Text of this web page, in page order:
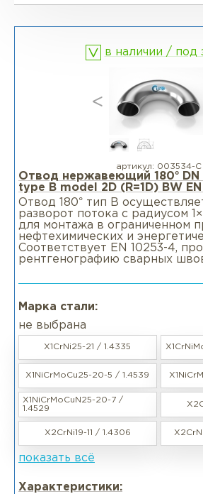
Фланцы раструбные
Фланцы свободные LJ
Фланцы
Фланцы
в наличии / под
артикул: 003534-С
Отвод нержавеющий 180° DN
type B model 2D (R=1D) BW
Отвод 180° тип В
разворот потока с радиусом
для монтажа в ограниченном
нефтехимических и
Соответствует EN 10253-4,
рентгенографию сварных
Марка стали:
не выбрана
X1CrNi25-21 / 1.4335
X1NiCrMoCu25-20-5 / 1.4539
X1NiCrMoCuN25-20-7 /
1.4529
X2CrNi19-11 / 1.4306
показать всё
Характеристики: